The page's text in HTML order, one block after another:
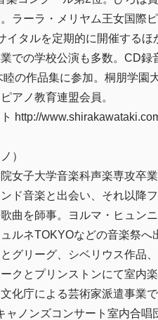
ラーラ・メリヤム王女国際
イタルを定期的に開催する
での学校公演も多数。CD
睦の作品集に参加。桐朋学
アノ教育連盟会員。
http://
）
女子大学音楽科声楽専攻卒
ド音楽と出会い、それ以降
曲を師事。ヨルマ・ヒュン
ルネTOKYOなどの音楽祭
グリーグ、シベリウス作品
クとプリンストンにて室内
化庁による芸術家派遣事業
ャノンズコンサート室内合